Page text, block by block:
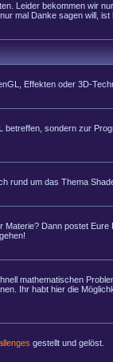
Leider bekommen wir
mal Danke sagen will, ist
Effekten oder 3D-
sondern zur
rund um das Thema
Dann postet Eure
mathematischen
Ihr habt hier die
gestellt und gelöst.